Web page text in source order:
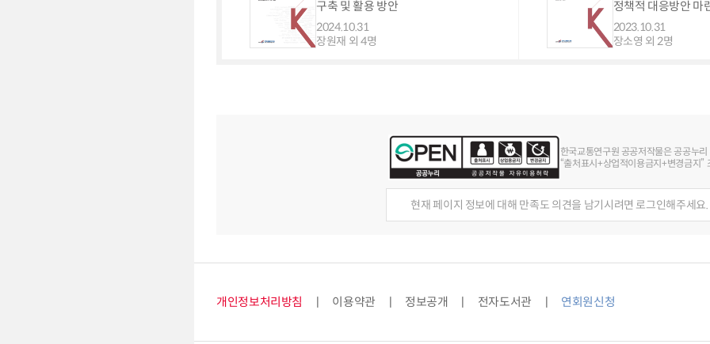
구축 및 활용 방안
2024.10.31
장원재 외 4명
정책적 대응방안 마
2023.10.31
장소영 외 2명
한국교통연구원 공공저작물은 공공누
“출처표시+상업적이용금지+변경금지”
현재 페이지 정보에 대해 만족도 의견을 남기시려면 로그인해주세요.
개인정보처리방침 이용약관 정보공개 전자도서관 연회원신청